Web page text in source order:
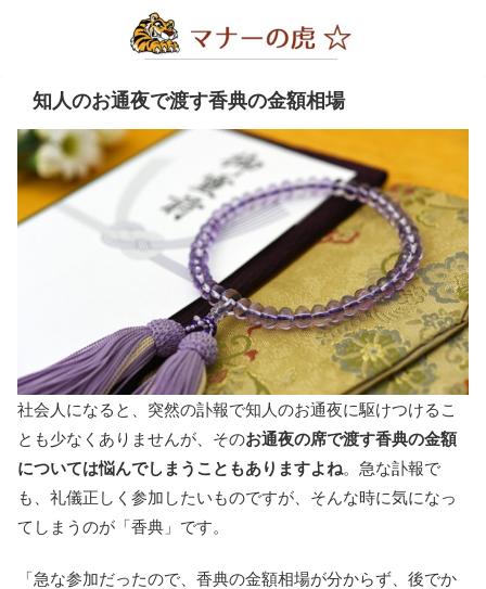
知人のお通夜で渡す香典の金額相場
社会人になると、突然の訃報で知人のお通夜に駆けつけるこ
とも少なくありませんが、そのお通夜の席で渡す香典の金額
については悩んでしまうこともありますよね。急な訃報で
も、礼儀正しく参加したいものですが、そんな時に気になっ
てしまうのが「香典」です。
「急な参加だったので、香典の金額相場が分からず、後でか